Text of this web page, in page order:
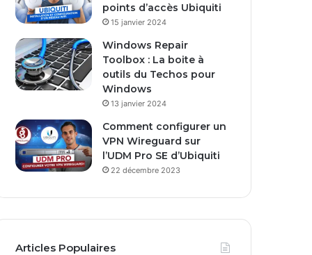
points d’accès Ubiquiti
15 janvier 2024
Windows Repair
Toolbox : La boite à
outils du Techos pour
Windows
13 janvier 2024
Comment configurer un
VPN Wireguard sur
l’UDM Pro SE d’Ubiquiti
22 décembre 2023
Articles Populaires